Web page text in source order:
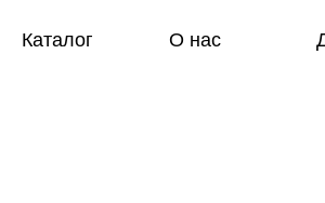
О нас
Каталог